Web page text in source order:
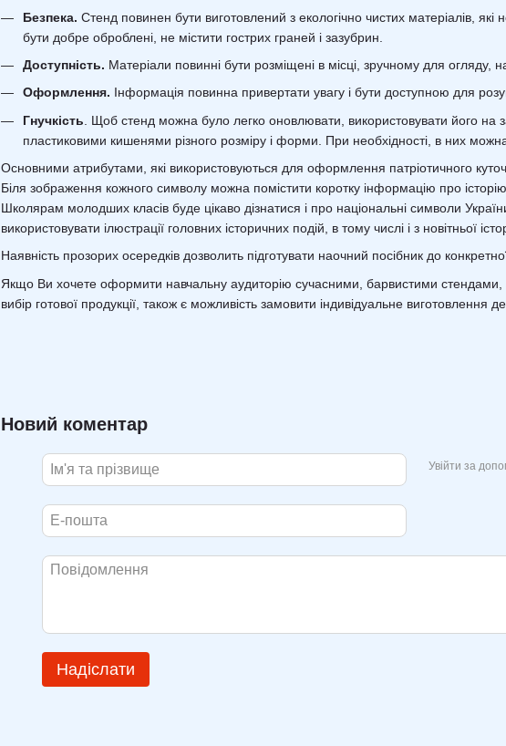
Безпека. Стенд повинен бути виготовлений з екологічно чистих матеріалів,
бути добре оброблені, не містити гострих граней і зазубрин.
Доступність. Матеріали повинні бути розміщені в місці, зручному для огляду,
Оформлення. Інформація повинна привертати увагу і бути доступною для
Гнучкість . Щоб стенд можна було легко оновлювати, використовувати його на
пластиковими кишенями різного розміру і форми. При необхідності, в них
Основними атрибутами, які використовуються для оформлення патріотичного
Біля зображення кожного символу можна помістити коротку інформацію про
Школярам молодших класів буде цікаво дізнатися і про національні символи
використовувати ілюстрації головних історичних подій, в тому числі і з новітньої
Наявність прозорих осередків дозволить підготувати наочний посібник до
Якщо Ви хочете оформити навчальну аудиторію сучасними, барвистими стендами,
вибір готової продукції, також є можливість замовити індивідуальне виготовлення
Новий коментар
Увійти за
Надіслати